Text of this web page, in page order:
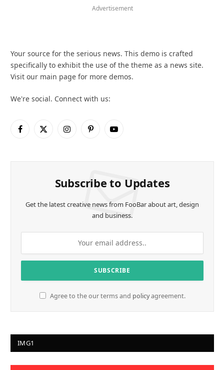
Advertisement
Your source for the serious news. This demo is crafted
specifically to exhibit the use of the theme as a news site.
Visit our main page for more demos.
We're social. Connect with us:
Facebook
X
InstagramPinterestYouTube
Subscribe to Updates
Get the latest creative news from FooBar about art, design
and business.
Agree to the our terms and policyagreement.
IMG1